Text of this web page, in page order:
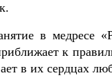
в медресе
к
в их сердцах